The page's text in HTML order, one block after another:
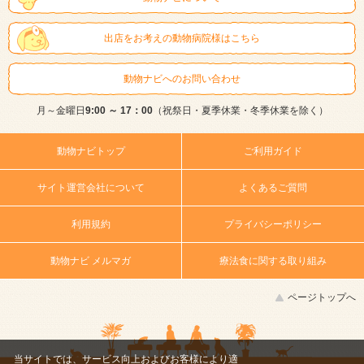
出店をお考えの動物病院様はこちら
動物ナビへのお問い合わせ
月～金曜日9:00 ～ 17：00（祝祭日・夏季休業・冬季休業を除く）
動物ナビトップ ご利用ガイド
サイト運営会社について よくあるご質問
利用規約 プライバシーポリシー
動物ナビ メルマガ 療法食に関する取り組み
ページトップへ
当サイトでは、サービス向上およびお客様により適